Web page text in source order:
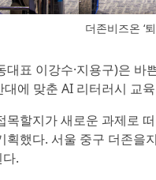
더존비즈온 ‘
대표 이강수·지용구)은
에 맞춘 AI 리터러시 교
할지가 새로운 과제로
획했다. 서울 중구 더존
.